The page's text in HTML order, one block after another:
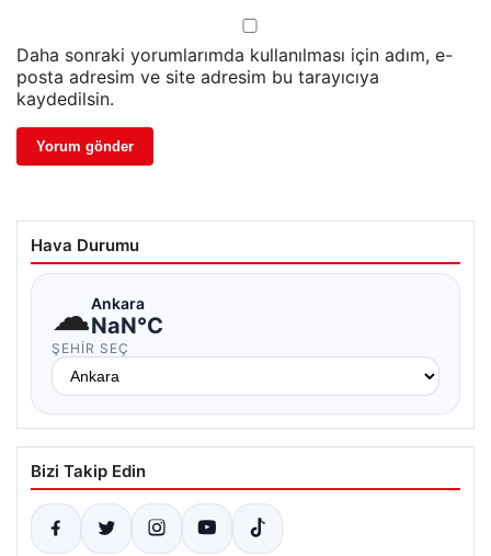
Daha sonraki yorumlarımda kullanılması için adım, e-
posta adresim ve site adresim bu tarayıcıya
kaydedilsin.
Hava Durumu
☁Ankara
NaN°C
ŞEHIR SEÇ
Bizi Takip Edin